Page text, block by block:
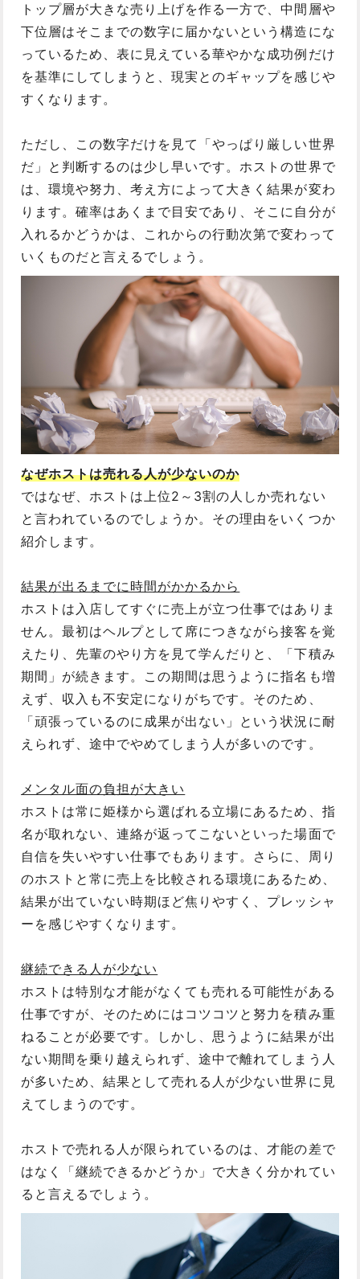
トップ層が大きな売り上げを作る一方で、中間層や
下位層はそこまでの数字に届かないという構造にな
っているため、表に見えている華やかな成功例だけ
を基準にしてしまうと、現実とのギャップを感じや
すくなります。
ただし、この数字だけを見て「やっぱり厳しい世界
だ」と判断するのは少し早いです。ホストの世界で
は、環境や努力、考え方によって大きく結果が変わ
ります。確率はあくまで目安であり、そこに自分が
入れるかどうかは、これからの行動次第で変わって
いくものだと言えるでしょう。
なぜホストは売れる人が少ないのか
ではなぜ、ホストは上位2～3割の人しか売れない
と言われているのでしょうか。その理由をいくつか
紹介します。
結果が出るまでに時間がかかるから
ホストは入店してすぐに売上が立つ仕事ではありま
せん。最初はヘルプとして席につきながら接客を覚
えたり、先輩のやり方を見て学んだりと、「下積み
期間」が続きます。この期間は思うように指名も増
えず、収入も不安定になりがちです。そのため、
「頑張っているのに成果が出ない」という状況に耐
えられず、途中でやめてしまう人が多いのです。
メンタル面の負担が大きい
ホストは常に姫様から選ばれる立場にあるため、指
名が取れない、連絡が返ってこないといった場面で
自信を失いやすい仕事でもあります。さらに、周り
のホストと常に売上を比較される環境にあるため、
結果が出ていない時期ほど焦りやすく、プレッシャ
ーを感じやすくなります。
継続できる人が少ない
ホストは特別な才能がなくても売れる可能性がある
仕事ですが、そのためにはコツコツと努力を積み重
ねることが必要です。しかし、思うように結果が出
ない期間を乗り越えられず、途中で離れてしまう人
が多いため、結果として売れる人が少ない世界に見
えてしまうのです。
ホストで売れる人が限られているのは、才能の差で
はなく「継続できるかどうか」で大きく分かれてい
ると言えるでしょう。